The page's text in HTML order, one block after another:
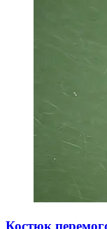
Костюк